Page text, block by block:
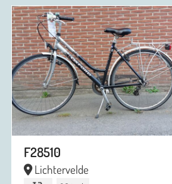
F28510
Lichtervelde